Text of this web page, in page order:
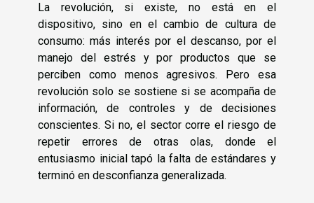
La revolución, si existe, no está en el
dispositivo, sino en el cambio de cultura de
consumo: más interés por el descanso, por el
manejo del estrés y por productos que se
perciben como menos agresivos. Pero esa
revolución solo se sostiene si se acompaña de
información, de controles y de decisiones
conscientes. Si no, el sector corre el riesgo de
repetir errores de otras olas, donde el
entusiasmo inicial tapó la falta de estándares y
terminó en desconfianza generalizada.